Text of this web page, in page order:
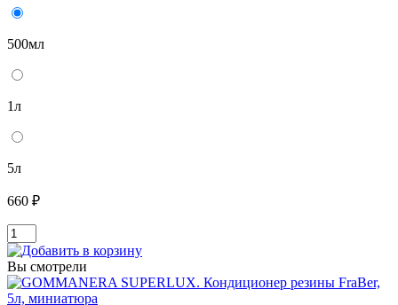
500мл
1л
5л
660 ₽
Вы смотрели